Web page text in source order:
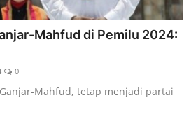
Mahfud di Pemilu 2024:
0
Mahfud, tetap menjadi partai